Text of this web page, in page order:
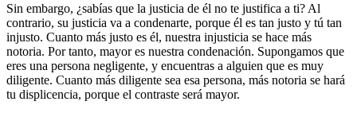
Sin embargo, ¿sabías que la justicia de él no te justifica a ti? Al
contrario, su justicia va a condenarte, porque él es tan justo y tú tan
injusto. Cuanto más justo es él, nuestra injusticia se hace más
notoria. Por tanto, mayor es nuestra condenación. Supongamos que
eres una persona negligente, y encuentras a alguien que es muy
diligente. Cuanto más diligente sea esa persona, más notoria se hará
tu displicencia, porque el contraste será mayor.